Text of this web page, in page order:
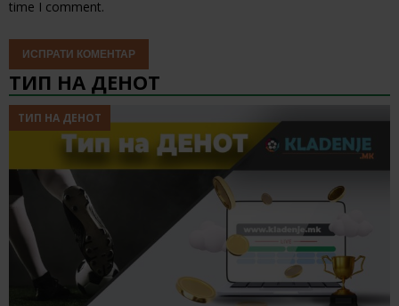
time I comment.
ТИП НА ДЕНОТ
ТИП НА ДЕНОТ